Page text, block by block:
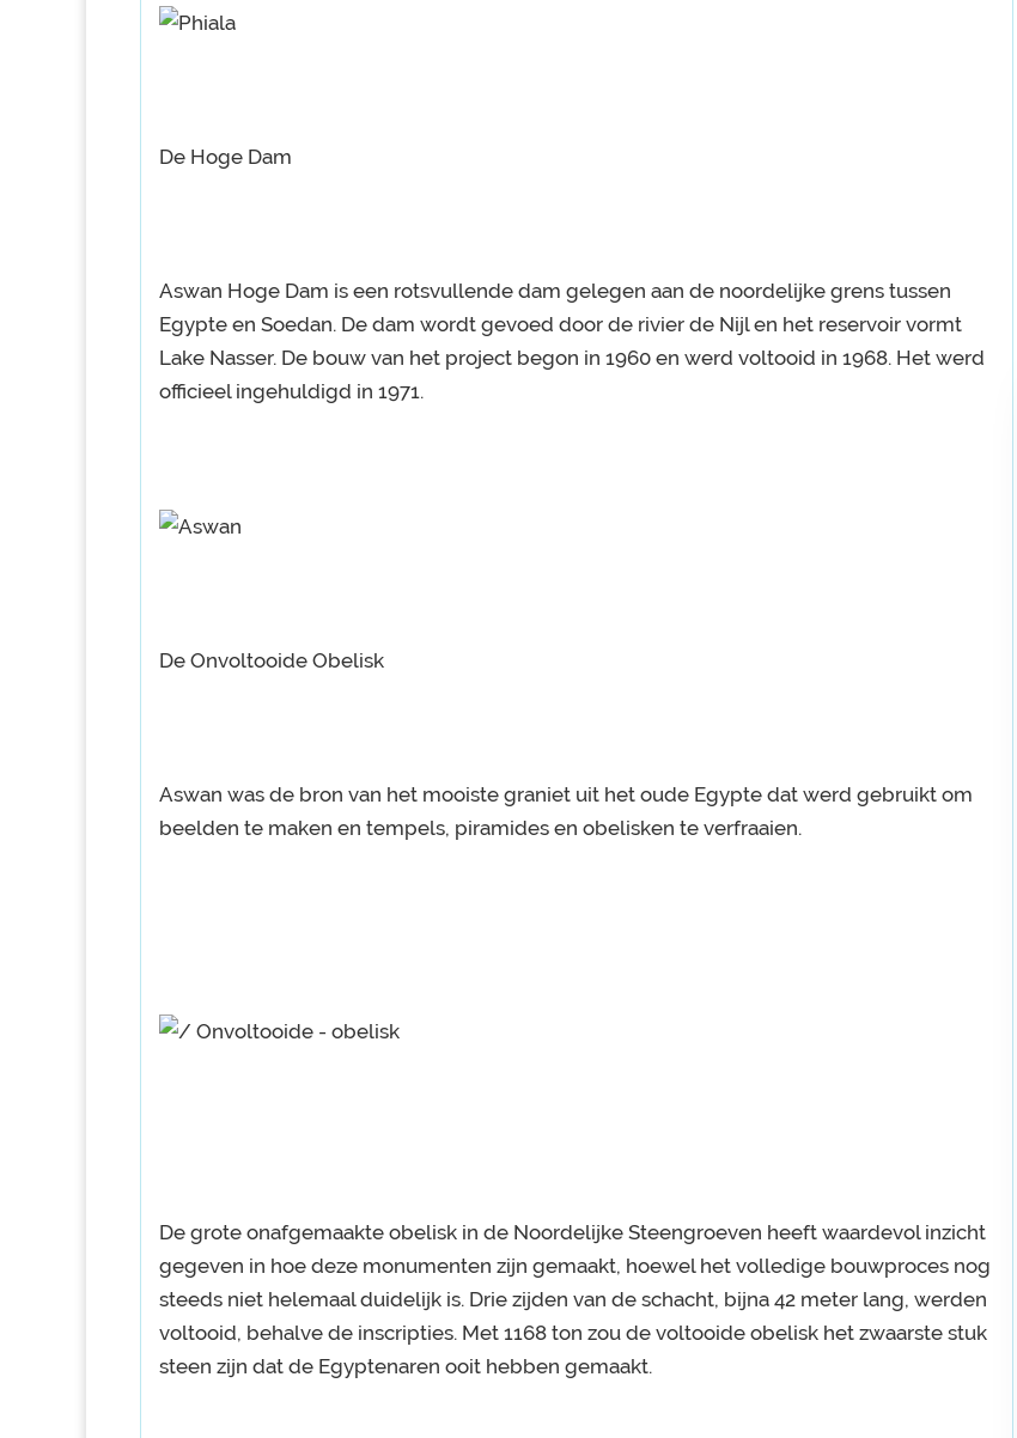
De Hoge Dam
Aswan Hoge Dam is een rotsvullende dam gelegen aan de noordelijke grens tussen
Egypte en Soedan. De dam wordt gevoed door de rivier de Nijl en het reservoir vormt
Lake Nasser. De bouw van het project begon in 1960 en werd voltooid in 1968. Het werd
officieel ingehuldigd in 1971.
De Onvoltooide Obelisk
Aswan was de bron van het mooiste graniet uit het oude Egypte dat werd gebruikt om
beelden te maken en tempels, piramides en obelisken te verfraaien.
De grote onafgemaakte obelisk in de Noordelijke Steengroeven heeft waardevol inzicht
gegeven in hoe deze monumenten zijn gemaakt, hoewel het volledige bouwproces nog
steeds niet helemaal duidelijk is. Drie zijden van de schacht, bijna 42 meter lang, werden
voltooid, behalve de inscripties. Met 1168 ton zou de voltooide obelisk het zwaarste stuk
steen zijn dat de Egyptenaren ooit hebben gemaakt.